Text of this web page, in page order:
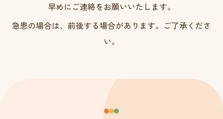
早めにご連絡をお願いいたします。
急患の場合は、前後する場合があります。ご了承くださ
い。